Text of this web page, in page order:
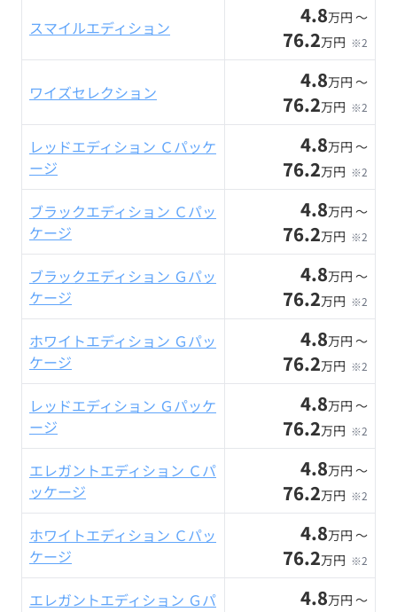
スマイルエディション 4.8万円 〜
76.2万円 ※2
ワイズセレクション 4.8万円 〜
76.2万円 ※2
レッドエディション Ｃパッケ
ージ
4.8万円 〜
76.2万円 ※2
ブラックエディション Ｃパッ
ケージ
4.8万円 〜
76.2万円 ※2
ブラックエディション Ｇパッ
ケージ
4.8万円 〜
76.2万円 ※2
ホワイトエディション Ｇパッ
ケージ
4.8万円 〜
76.2万円 ※2
レッドエディション Ｇパッケ
ージ
4.8万円 〜
76.2万円 ※2
エレガントエディション Ｃパ
ッケージ
4.8万円 〜
76.2万円 ※2
ホワイトエディション Ｃパッ
ケージ
4.8万円 〜
76.2万円 ※2
エレガントエディション Ｇパ
4.8万円 〜